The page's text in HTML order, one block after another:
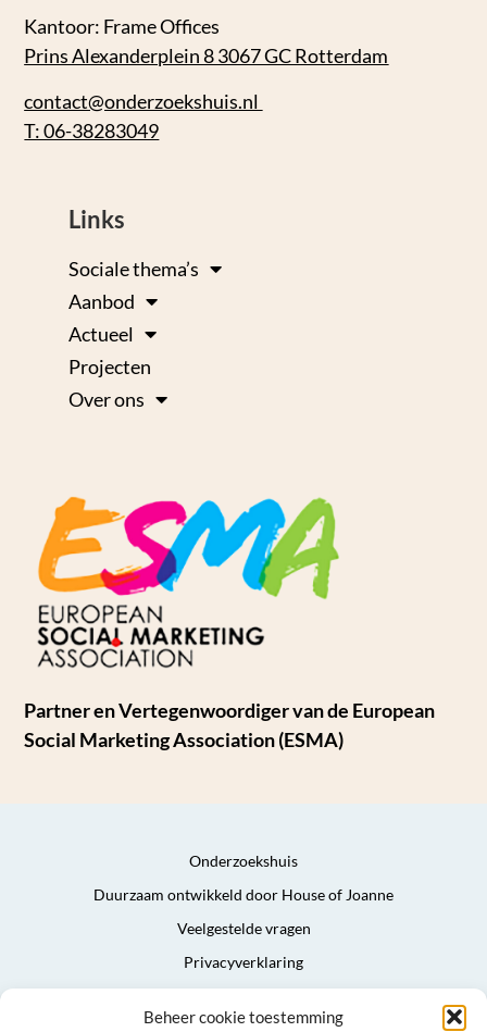
Beheer cookie toestemming
Kantoor: Frame Offices
Prins Alexanderplein 8 3067 GC Rotterdam
contact@onderzoekshuis.nl
T: 06-38283049
Links
Sociale thema’s
Aanbod
Actueel
Projecten
Over ons
Partner en Vertegenwoordiger van de European
Social Marketing Association (ESMA)
Onderzoekshuis
Duurzaam ontwikkeld door House of Joanne
Veelgestelde vragen
Privacyverklaring